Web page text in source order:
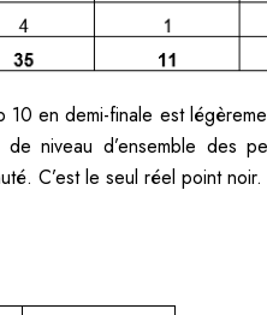
en demi-finale est
niveau d’ensemble des
C’est le seul réel point noir.